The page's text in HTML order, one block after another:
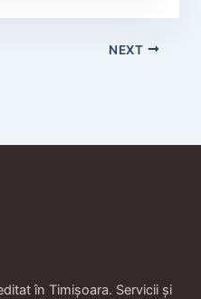
NEXT
în Timișoara. Servicii și